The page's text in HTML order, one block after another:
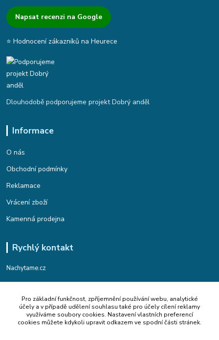
Napsat recenzi na Google
⭐ Hodnocení zákazníků na Heurece
Dlouhodobě podporujeme projekt Dobrý anděl
Informace
O nás
Obchodní podmínky
Reklamace
Vrácení zboží
Kamenná prodejna
Rychlý kontakt
Nachytame.cz
(Po-Pá, 9:00-17:00 hod.)
Email : info@nachytame.cz
Pro základní funkčnost, zpříjemnění používání webu, analytické
účely a v případě udělení souhlasu také pro účely cílení reklamy
využíváme soubory cookies. Nastavení vlastních preferencí
cookies můžete kdykoli upravit odkazem ve spodní části stránek.